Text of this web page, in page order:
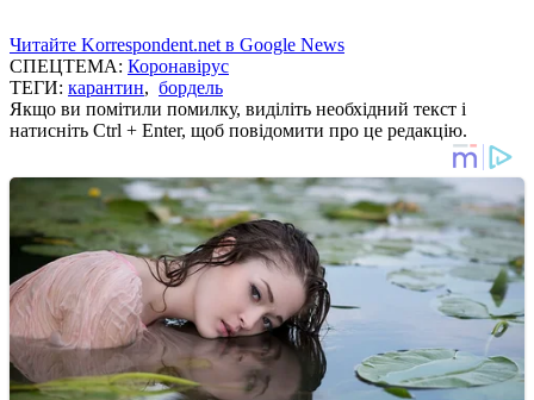
Читайте Korrespondent.net в Google News
СПЕЦТЕМА: Коронавірус
ТЕГИ: карантин, бордель
Якщо ви помітили помилку, виділіть необхідний текст і
натисніть Ctrl + Enter, щоб повідомити про це редакцію.